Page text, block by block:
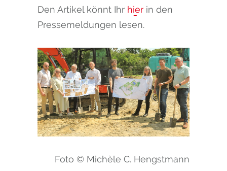
Den Artikel könnt Ihr hier in den
Pressemeldungen lesen.
Foto © Michèle C. Hengstmann